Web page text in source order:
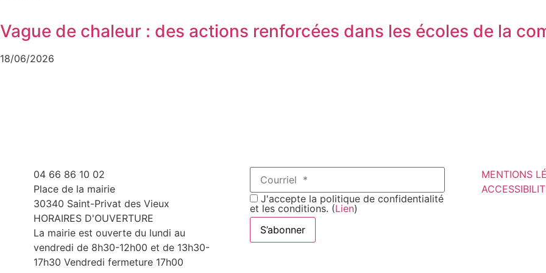
Vague de chaleur : des actions renforcées dans les écoles de la
18/06/2026
04 66 86 10 02
Place de la mairie
30340 Saint-Privat des Vieux
HORAIRES D'OUVERTURE
La mairie est ouverte du lundi au
vendredi de 8h30-12h00 et de 13h30-
17h30 Vendredi fermeture 17h00
J'accepte la politique de confidentialité
et les conditions. (Lien)
MENTIONS